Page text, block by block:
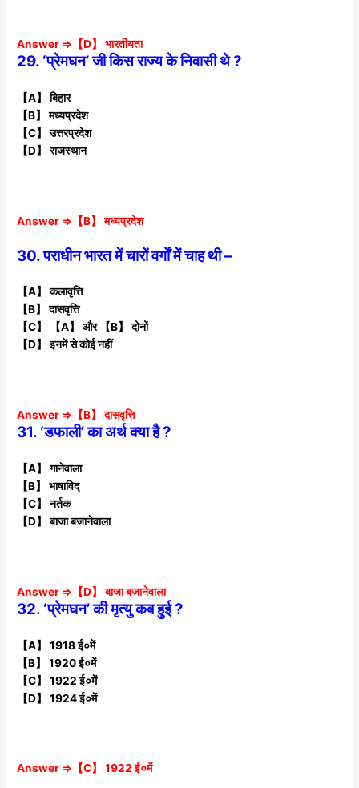
Answer ⇒【D】 भारतीयता
29. ‘प्रेमघन’ जी किस राज्य के निवासी थे ?
【A】 बिहार
【B】 मध्यप्रदेश
【C】 उत्तरप्रदेश
【D】 राजस्थान
Answer ⇒【B】 मध्यप्रदेश
30. पराधीन भारत में चारों वर्गों में चाह थी –
【A】 कलावृत्ति
【B】 दासवृत्ति
【C】 【A】 और 【B】 दोनों
【D】 इनमें से कोई नहीं
Answer ⇒【B】 दासवृत्ति
31. ‘डफाली’ का अर्थ क्या है ?
【A】 गानेवाला
【B】 भाषाविद्
【C】 नर्तक
【D】 बाजा बजानेवाला
Answer ⇒【D】 बाजा बजानेवाला
32. ‘प्रेमघन’ की मृत्यु कब हुई ?
【A】 1918 ई०में
【B】 1920 ई०में
【C】 1922 ई०में
【D】 1924 ई०में
Answer ⇒【C】 1922 ई०में